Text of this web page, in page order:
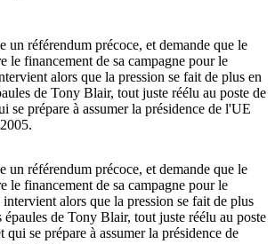
un référendum précoce, et demande que le
le financement de sa campagne pour le
alors que la pression se fait de plus en
de Tony Blair, tout juste réélu au poste de
se prépare à assumer la présidence de l'UE
un référendum précoce, et demande que le
le financement de sa campagne pour le
alors que la pression se fait de plus
épaules de Tony Blair, tout juste réélu au poste
qui se prépare à assumer la présidence de